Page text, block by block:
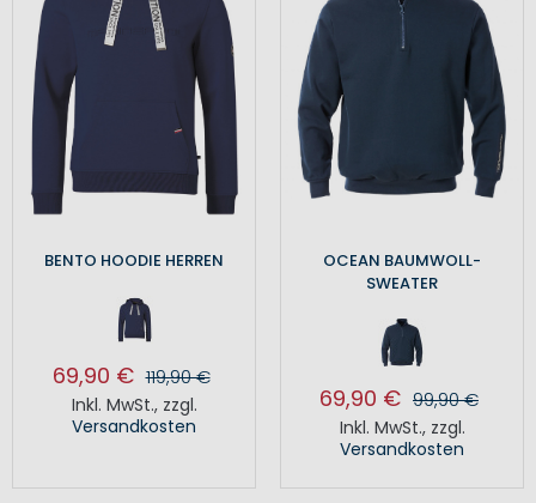
BENTO HOODIE HERREN
69,90 € 119,90 €
Inkl. MwSt., zzgl.
Versandkosten
OCEAN BAUMWOLL-
SWEATER
69,90 € 99,90 €
Inkl. MwSt., zzgl.
Versandkosten